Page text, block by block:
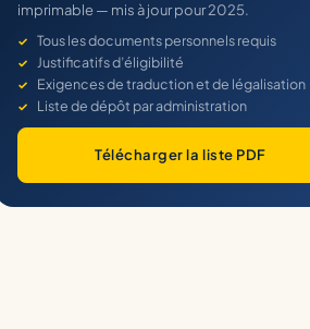
imprimable — mis à jour pour 2025.
Tous les documents personnels requis
Justificatifs d’éligibilité
Exigences de traduction et de légalisation
Liste de dépôt par administration
Télécharger la liste PDF